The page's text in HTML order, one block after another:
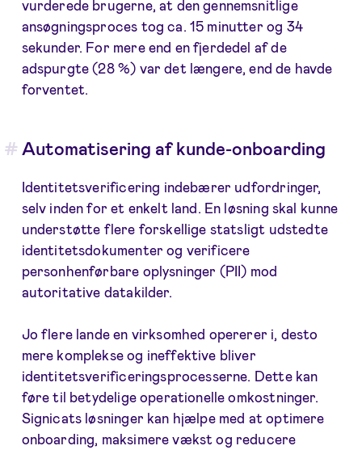
vurderede brugerne, at den gennemsnitlige
ansøgningsproces tog ca. 15 minutter og 34
sekunder. For mere end en fjerdedel af de
adspurgte (28 %) var det længere, end de havde
forventet.
Automatisering af kunde-onboarding
Identitetsverificering indebærer udfordringer,
selv inden for et enkelt land. En løsning skal kunne
understøtte flere forskellige statsligt udstedte
identitetsdokumenter og verificere
personhenførbare oplysninger (PII) mod
autoritative datakilder.
Jo flere lande en virksomhed opererer i, desto
mere komplekse og ineffektive bliver
identitetsverificeringsprocesserne. Dette kan
føre til betydelige operationelle omkostninger.
Signicats løsninger kan hjælpe med at optimere
onboarding, maksimere vækst og reducere